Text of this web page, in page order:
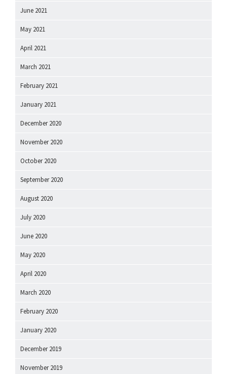
June 2021
May 2021
April 2021
March 2021
February 2021
January 2021
December 2020
November 2020
October 2020
September 2020
August 2020
July 2020
June 2020
May 2020
April 2020
March 2020
February 2020
January 2020
December 2019
November 2019